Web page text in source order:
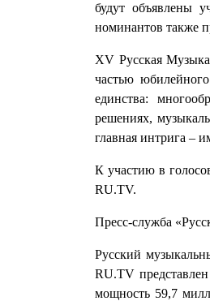
будут объявлены
номинантов также
XV Русская
частью
единства:
решениях,
главная интрига –
К участию в
RU.TV.
Пресс-служба
Русский
RU.TV
мощность 59,7